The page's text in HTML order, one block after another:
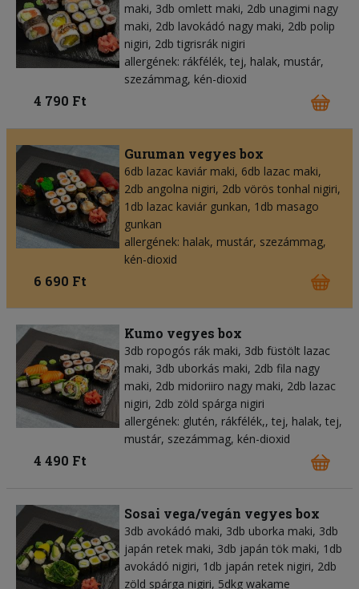
maki, 3db omlett maki, 2db unagimi nagy
maki, 2db lavokádó nagy maki, 2db polip
nigiri, 2db tigrisrák nigiri
allergének: rákfélék, tej, halak, mustár,
szezámmag, kén-dioxid
4 790 Ft
Guruman vegyes box
6db lazac kaviár maki, 6db lazac maki,
2db angolna nigiri, 2db vörös tonhal nigiri,
1db lazac kaviár gunkan, 1db masago
gunkan
allergének: halak, mustár, szezámmag,
kén-dioxid
6 690 Ft
Kumo vegyes box
3db ropogós rák maki, 3db füstölt lazac
maki, 3db uborkás maki, 2db fila nagy
maki, 2db midoriiro nagy maki, 2db lazac
nigiri, 2db zöld spárga nigiri
allergének: glutén, rákfélék,, tej, halak, tej,
mustár, szezámmag, kén-dioxid
4 490 Ft
Sosai vega/vegán vegyes box
3db avokádó maki, 3db uborka maki, 3db
japán retek maki, 3db japán tök maki, 1db
avokádó nigiri, 1db japán retek nigiri, 2db
zöld spárga nigiri, 5dkg wakame